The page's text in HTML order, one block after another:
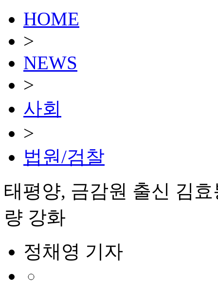
HOME
>
NEWS
>
사회
>
법원/검찰
태평양, 금감원 출신 김
량 강화
정채영 기자